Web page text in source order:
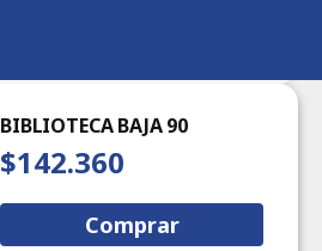
BIBLIOTECA BAJA 90
$142.360
Comprar